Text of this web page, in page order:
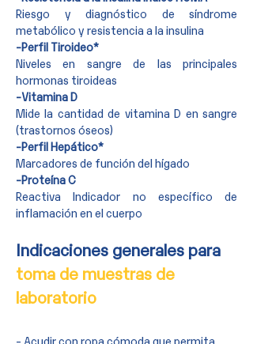
Riesgo y diagnóstico de síndrome
metabólico y resistencia a la insulina
-Perfil Tiroideo*
Niveles en sangre de las principales
hormonas tiroideas
-Vitamina D
Mide la cantidad de vitamina D en sangre
(trastornos óseos)
-Perfil Hepático*
Marcadores de función del hígado
-Proteína C
Reactiva Indicador no específico de
inflamación en el cuerpo
Indicaciones generales para
toma de muestras de
laboratorio
- Acudir con ropa cómoda que permita